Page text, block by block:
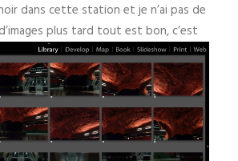
dans cette station et je n’ai pas de
plus tard tout est bon, c’est